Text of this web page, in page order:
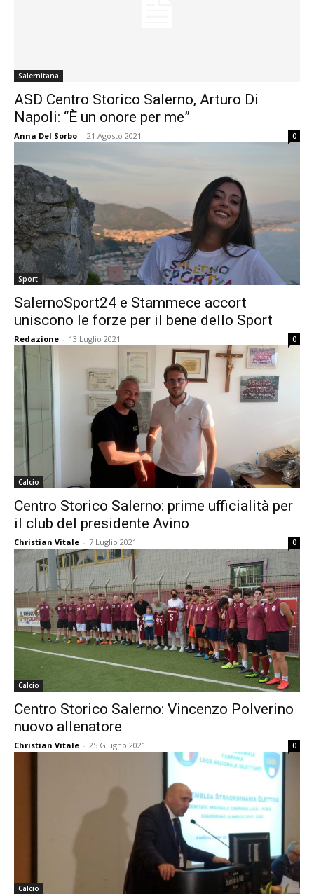
Salernitana
ASD Centro Storico Salerno, Arturo Di
Napoli: “È un onore per me”
Anna Del Sorbo - 21 Agosto 2021 0
Sport
SalernoSport24 e Stammece accort
uniscono le forze per il bene dello Sport
Redazione - 13 Luglio 2021 0
Calcio
Centro Storico Salerno: prime ufficialità per
il club del presidente Avino
Christian Vitale - 7 Luglio 2021 0
Calcio
Centro Storico Salerno: Vincenzo Polverino
nuovo allenatore
Christian Vitale - 25 Giugno 2021 0
Calcio